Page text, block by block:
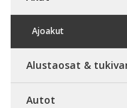
Ajoakut
Alustaosat &
Autot